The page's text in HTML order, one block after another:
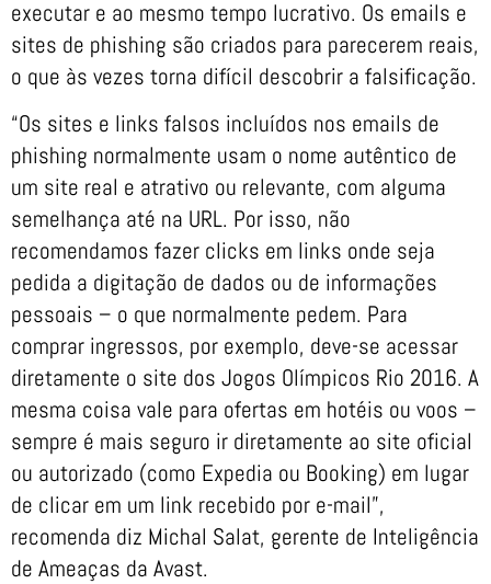
executar e ao mesmo tempo lucrativo. Os emails e
sites de phishing são criados para parecerem reais,
o que às vezes torna difícil descobrir a falsificação.
“Os sites e links falsos incluídos nos emails de
phishing normalmente usam o nome autêntico de
um site real e atrativo ou relevante, com alguma
semelhança até na URL. Por isso, não
recomendamos fazer clicks em links onde seja
pedida a digitação de dados ou de informações
pessoais – o que normalmente pedem. Para
comprar ingressos, por exemplo, deve-se acessar
diretamente o site dos Jogos Olímpicos Rio 2016. A
mesma coisa vale para ofertas em hotéis ou voos –
sempre é mais seguro ir diretamente ao site oficial
ou autorizado (como Expedia ou Booking) em lugar
de clicar em um link recebido por e-mail”,
recomenda diz Michal Salat, gerente de Inteligência
de Ameaças da Avast.